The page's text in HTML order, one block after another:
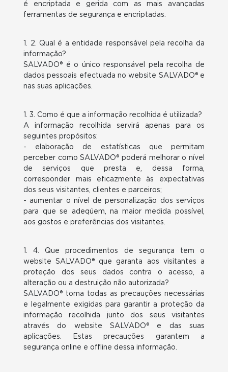
é encriptada e gerida com as mais avançadas
ferramentas de segurança e encriptadas.
1. 2. Qual é a entidade responsável pela recolha da
informação?
SALVADO® é o único responsável pela recolha de
dados pessoais efectuada no website SALVADO® e
nas suas aplicações.
1. 3. Como é que a informação recolhida é utilizada?
A informação recolhida servirá apenas para os
seguintes propósitos:
- elaboração de estatísticas que permitam
perceber como SALVADO® poderá melhorar o nível
de serviços que presta e, dessa forma,
corresponder mais eficazmente às expectativas
dos seus visitantes, clientes e parceiros;
- aumentar o nível de personalização dos serviços
para que se adeqúem, na maior medida possível,
aos gostos e preferências dos visitantes.
1. 4. Que procedimentos de segurança tem o
website SALVADO® que garanta aos visitantes a
proteção dos seus dados contra o acesso, a
alteração ou a destruição não autorizada?
SALVADO® toma todas as precauções necessárias
e legalmente exigidas para garantir a proteção da
informação recolhida junto dos seus visitantes
através do website SALVADO® e das suas
aplicações. Estas precauções garantem a
segurança online e offline dessa informação.